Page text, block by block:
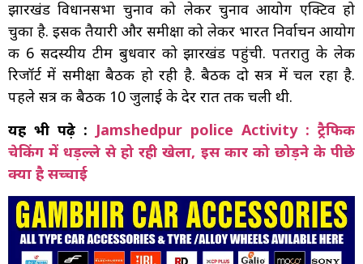
झारखंड विधानसभा चुनाव को लेकर चुनाव आयोग एक्टिव हो
चुका है. इसकी तैयारी और समीक्षा को लेकर भारत निर्वाचन आयोग
की 6 सदस्यीय टीम बुधवार को झारखंड पहुंची. पतरातु के लेक
रिजॉर्ट में समीक्षा बैठक हो रही है. बैठक दो सत्र में चल रहा है.
पहले सत्र की बैठक 10 जुलाई के देर रात तक चली थी.
यह भी पढ़े : Jamshedpur police Activity : ट्रैफिक
चेकिंग में धड़ल्ले से हो रही खेला, इस कार को छोड़ने के पीछे
क्या है सच्चाई